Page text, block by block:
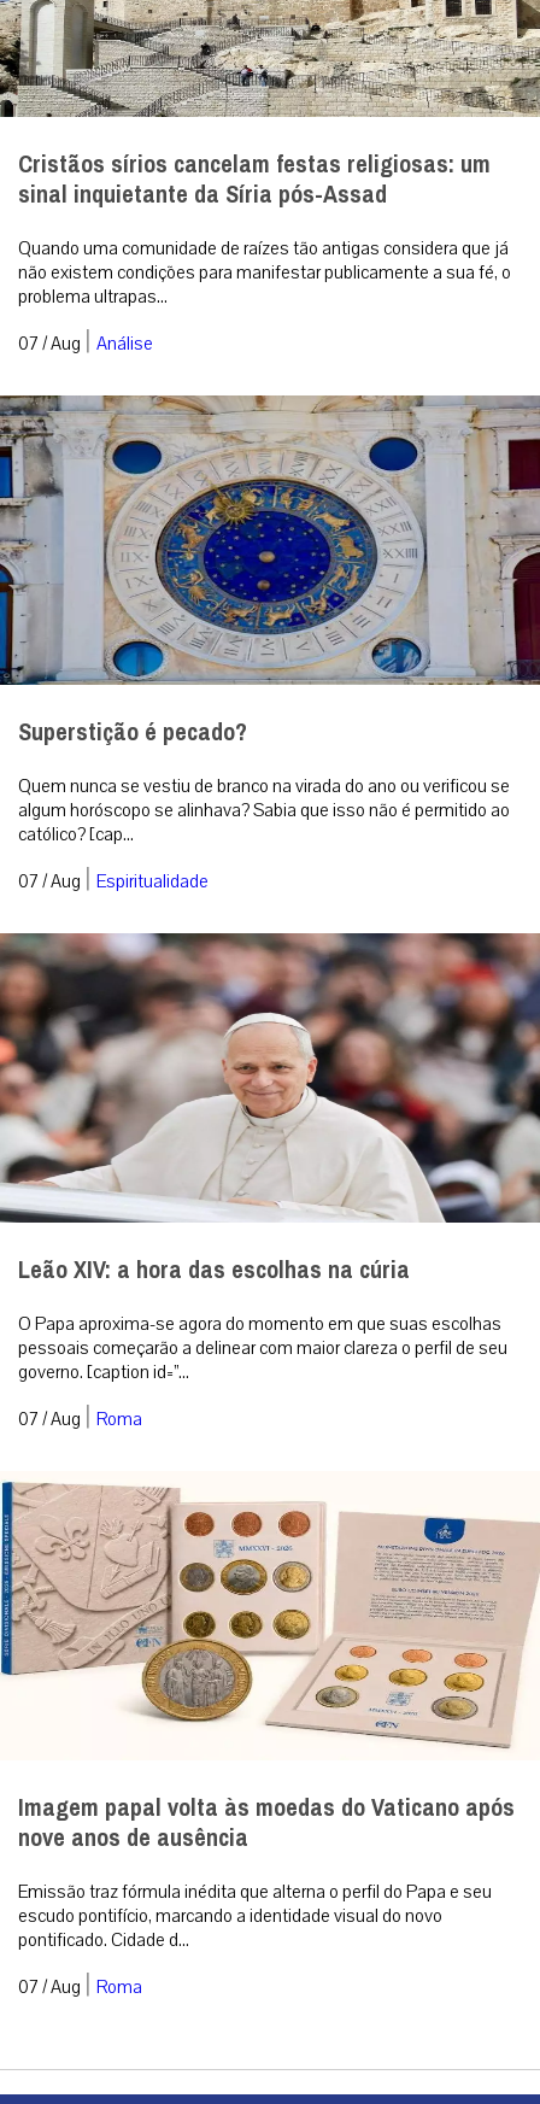
Cristãos sírios cancelam festas religiosas: um
sinal inquietante da Síria pós-Assad
Quando uma comunidade de raízes tão antigas considera que já
não existem condições para manifestar publicamente a sua fé, o
problema ultrapas...
07 / Aug | Análise
Superstição é pecado?
Quem nunca se vestiu de branco na virada do ano ou verificou se
algum horóscopo se alinhava? Sabia que isso não é permitido ao
católico? [cap...
07 / Aug | Espiritualidade
Leão XIV: a hora das escolhas na cúria
O Papa aproxima-se agora do momento em que suas escolhas
pessoais começarão a delinear com maior clareza o perfil de seu
governo. [caption id=”...
07 / Aug | Roma
Imagem papal volta às moedas do Vaticano após
nove anos de ausência
Emissão traz fórmula inédita que alterna o perfil do Papa e seu
escudo pontifício, marcando a identidade visual do novo
pontificado. Cidade d...
07 / Aug | Roma